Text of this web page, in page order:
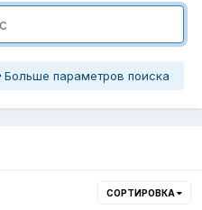
Больше параметров поиска
СОРТИРОВКА